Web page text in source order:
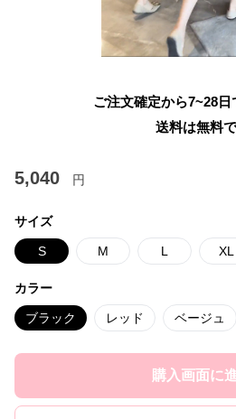
ご注文確定から7~28日
送料は無料
5,040 円
サイズ
S M L XL
カラー
ブラック レッド ベージュ
購入画面に